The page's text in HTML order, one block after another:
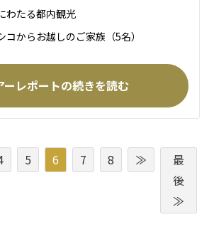
わたる都内観光
コからお越しのご家族（5名）
ーレポートの続きを読む
5 6 7 8 ≫
最
後
≫